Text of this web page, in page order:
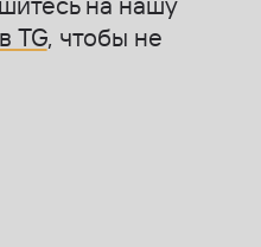
TG, чтобы не